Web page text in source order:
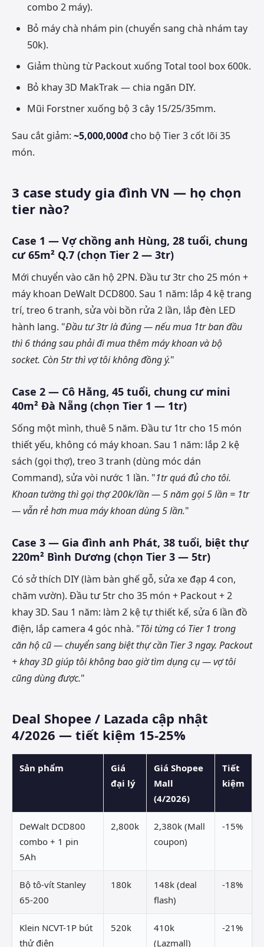
combo 2 máy).
Bỏ máy chà nhám pin (chuyển sang chà nhám tay
50k).
Giảm thùng từ Packout xuống Total tool box 600k.
Bỏ khay 3D MakTrak — chia ngăn DIY.
Mũi Forstner xuống bộ 3 cây 15/25/35mm.
Sau cắt giảm: ~5,000,000đ cho bộ Tier 3 cốt lõi 35
món.
3 case study gia đình VN — họ chọn
tier nào?
Case 1 — Vợ chồng anh Hùng, 28 tuổi, chung
cư 65m² Q.7 (chọn Tier 2 — 3tr)
Mới chuyển vào căn hộ 2PN. Đầu tư 3tr cho 25 món +
máy khoan DeWalt DCD800. Sau 1 năm: lắp 4 kệ trang
trí, treo 6 tranh, sửa vòi bồn rửa 2 lần, lắp đèn LED
hành lang. "Đầu tư 3tr là đúng — nếu mua 1tr ban đầu
thì 6 tháng sau phải đi mua thêm máy khoan và bộ
socket. Còn 5tr thì vợ tôi không đồng ý."
Case 2 — Cô Hằng, 45 tuổi, chung cư mini
40m² Đà Nẵng (chọn Tier 1 — 1tr)
Sống một mình, thuê 5 năm. Đầu tư 1tr cho 15 món
thiết yếu, không có máy khoan. Sau 1 năm: lắp 2 kệ
sách (gọi thợ), treo 3 tranh (dùng móc dán
Command), sửa vòi nước 1 lần. "1tr quá đủ cho tôi.
Khoan tường thì gọi thợ 200k/lần — 5 năm gọi 5 lần = 1tr
— vẫn rẻ hơn mua máy khoan dùng 5 lần."
Case 3 — Gia đình anh Phát, 38 tuổi, biệt thự
220m² Bình Dương (chọn Tier 3 — 5tr)
Có sở thích DIY (làm bàn ghế gỗ, sửa xe đạp 4 con,
chăm vườn). Đầu tư 5tr cho 35 món + Packout + 2
khay 3D. Sau 1 năm: làm 2 kệ tự thiết kế, sửa 6 lần đồ
điện, lắp camera 4 góc nhà. "Tôi từng có Tier 1 trong
căn hộ cũ — chuyển sang biệt thự cần Tier 3 ngay. Packout
+ khay 3D giúp tôi không bao giờ tìm dụng cụ — vợ tôi
cũng dùng được."
Deal Shopee / Lazada cập nhật
4/2026 — tiết kiệm 15-25%
Sản phẩm
Giá
đại lý
Giá Shopee
Mall
(4/2026)
Tiết
kiệm
DeWalt DCD800
combo + 1 pin
5Ah
2,800k
2,380k (Mall
coupon)
-15%
Bộ tô-vít Stanley
65-200
180k
148k (deal
flash)
-18%
Klein NCVT-1P bút
thử điện
520k
410k
(Lazmall)
-21%